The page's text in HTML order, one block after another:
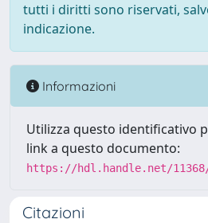
tutti i diritti sono riservati,
indicazione.
Informazioni
Utilizza questo identificativo
link a questo documento:
https://hdl.handle.net/11368/
Citazioni